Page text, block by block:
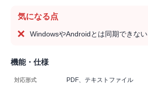
気になる点
WindowsやAndroidとは同期できない
機能・仕様
対応形式 PDF、テキストファイル